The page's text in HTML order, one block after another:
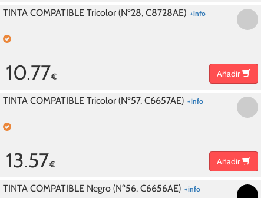
TINTA COMPATIBLE Tricolor (Nº28, C8728AE) +info
10.77€ Añadir
TINTA COMPATIBLE Tricolor (Nº57, C6657AE) +info
13.57€ Añadir
TINTA COMPATIBLE Negro (Nº56, C6656AE) +info